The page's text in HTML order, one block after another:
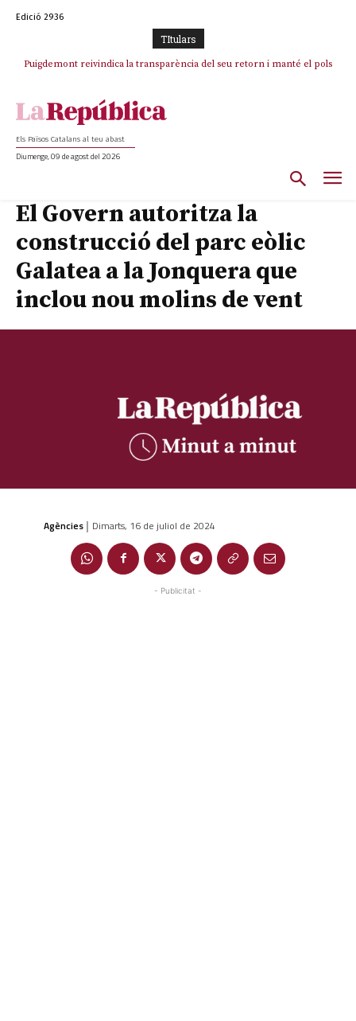
Edició 2936
TItulars
Puigdemont reivindica la transparència del seu retorn i manté el pols
Els Països Catalans al teu abast
Diumenge, 09 de agost del 2026
El Govern autoritza la
construcció del parc eòlic
Galatea a la Jonquera que
inclou nou molins de vent
Agències | Dimarts, 16 de juliol de 2024
- Publicitat -